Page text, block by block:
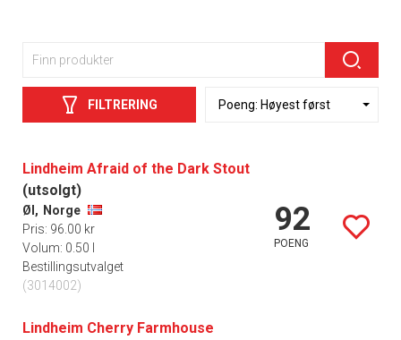
FILTRERING
Lindheim Afraid of the Dark Stout
(utsolgt)
Øl, Norge
Pris: 96.00 kr
Volum: 0.50 l
Bestillingsutvalget
(3014002)
92
POENG
Lindheim Cherry Farmhouse